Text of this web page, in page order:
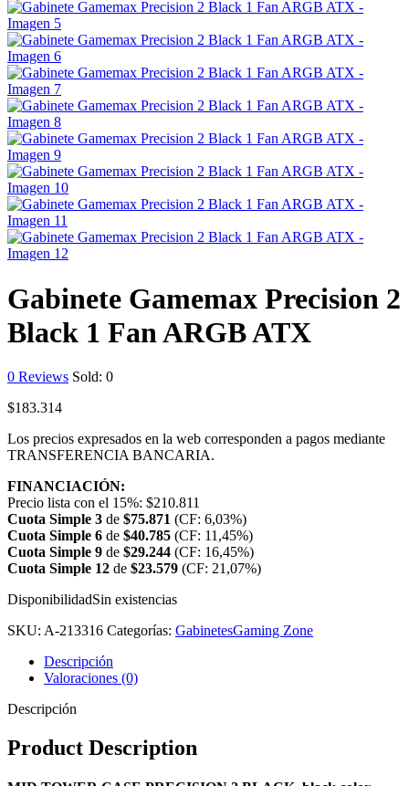
Gabinete Gamemax Precision 2
Black 1 Fan ARGB ATX
0 Reviews Sold: 0
$183.314
Los precios expresados en la web corresponden a pagos mediante
TRANSFERENCIA BANCARIA.
FINANCIACIÓN:
Precio lista con el 15%: $210.811
Cuota Simple 3 de $75.871 (CF: 6,03%)
Cuota Simple 6 de $40.785 (CF: 11,45%)
Cuota Simple 9 de $29.244 (CF: 16,45%)
Cuota Simple 12 de $23.579 (CF: 21,07%)
DisponibilidadSin existencias
SKU: A-213316 Categorías: GabinetesGaming Zone
Descripción
Valoraciones (0)
Descripción
Product Description